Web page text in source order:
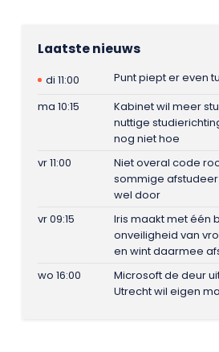
Laatste nieuws
di 11:00
Punt piept er even
ma 10:15
Kabinet wil meer
nuttige
nog niet hoe
vr 11:00
Niet overal code
sommige
wel door
vr 09:15
Iris maakt met één
onveiligheid van
en wint daarmee
wo 16:00
Microsoft de deur
Utrecht wil eigen